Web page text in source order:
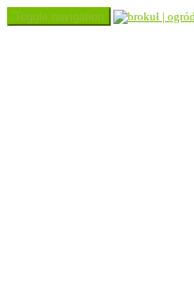
Toggle navigation